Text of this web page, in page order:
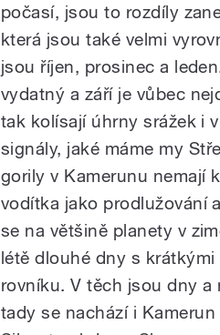
počasí, jsou to rozdíly
která jsou také velmi
jsou říjen, prosinec a
vydatný a září je vůbec
tak kolísají úhrny srážek i
signály, jaké máme my
gorily v Kamerunu nemají
vodítka jako prodlužování
se na většině planety v
létě dlouhé dny s
rovníku. V těch jsou dny a
tady se nachází i